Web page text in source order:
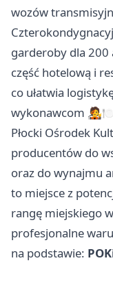
wozów
garderoby dla
część hotelową i
co ułatwia
wykonawcom
Płocki Ośrodek
producentów do
oraz do wynajmu
to miejsce z
rangę miejskiego
profesjonalne
na podstawie: